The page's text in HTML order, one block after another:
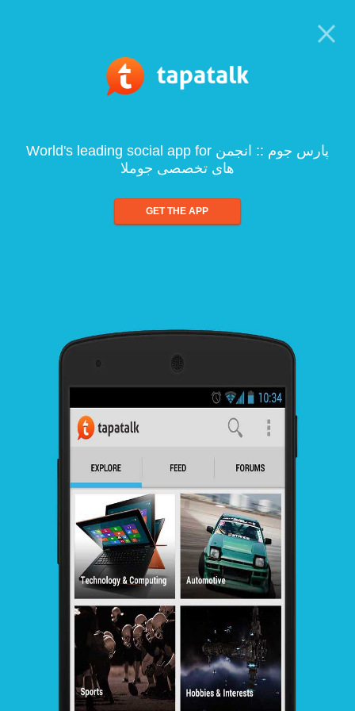
World's leading social app for پارس جوم :: انجمن
های تخصصی جوملا
GET THE APP